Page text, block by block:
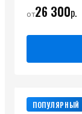
от26 300р.
ПОПУЛЯРНЫЙ